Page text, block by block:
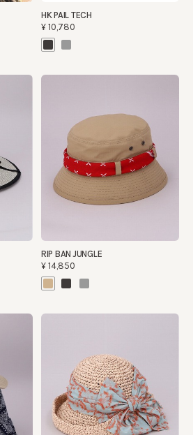
HK PAIL TECH
¥10,780
RIP BAN JUNGLE
¥14,850